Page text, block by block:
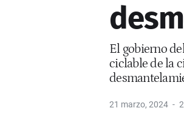
El gobierno
ciclable de la
21 marzo, 2024